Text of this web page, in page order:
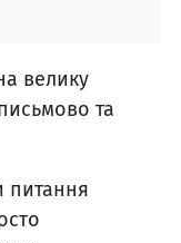
велику
та
питання